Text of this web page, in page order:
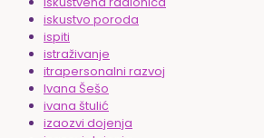
iskustvo poroda
ispiti
istraživanje
itrapersonalni razvoj
Ivana Šešo
ivana štulić
izaozvi dojenja